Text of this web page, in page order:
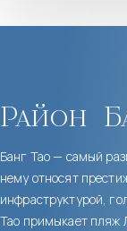
Район
Банг Тао — самый
нему относят
инфраструктурой,
Тао примыкает пляж